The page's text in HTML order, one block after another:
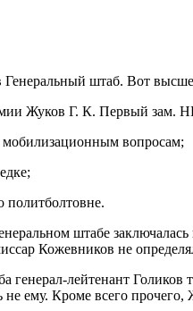
штаб. Вот
Жуков Г. К. Первый зам.
вопросам;
штабе
Кожевников не
генерал-лейтенант
не ему. Кроме всего